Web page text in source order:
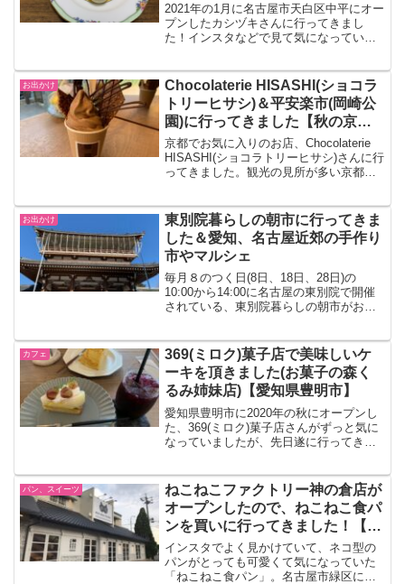
2021年の1月に名古屋市天白区中平にオー
プンしたカシヅキさんに行ってきまし
た！インスタなどで見て気になっていま
しさと、お店の素敵さにうっとりしまし
た！名古屋に素敵なお...
お出かけ
Chocolaterie HISASHI(ショコラ
トリーヒサシ)＆平安楽市(岡崎公
園)に行ってきました【秋の京都
旅】
京都でお気に入りのお店、Chocolaterie
HISASHI(ショコラトリーヒサシ)さんに行
ってきました。観光の見所が多い京都東
ンで頂きましたが、とっても美味しか
っ...
お出かけ
東別院暮らしの朝市に行ってきま
した＆愛知、名古屋近郊の手作り
市やマルシェ
毎月８のつく日(8日、18日、28日)の
10:00から14:00に名古屋の東別院で開催
されている、東別院暮らしの朝市がお気
の素敵なお店の中から、何を買おうか見
て回るのが...
カフェ
369(ミロク)菓子店で美味しいケ
ーキを頂きました(お菓子の森く
るみ姉妹店)【愛知県豊明市】
愛知県豊明市に2020年の秋にオープンし
た、369(ミロク)菓子店さんがずっと気に
なっていましたが、先日遂に行ってきま
ンテリアもとっても可愛らしくて素敵で
うっとりしまし...
パン、スイーツ
ねこねこファクトリー神の倉店が
オープンしたので、ねこねこ食パ
ンを買いに行ってきました！【名
古屋市緑区】
インスタでよく見かけていて、ネコ型の
パンがとっても可愛くて気になっていた
「ねこねこ食パン」。名古屋市緑区にね